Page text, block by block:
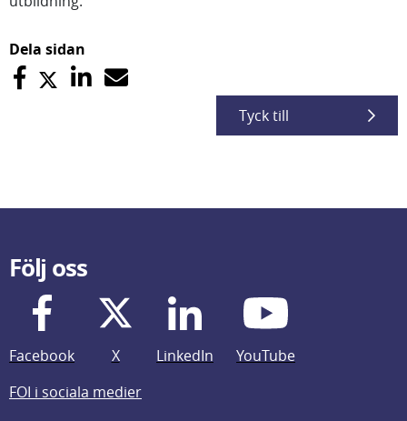
Dela sidan
Tyck till
Följ oss
Facebook X LinkedIn
YouTube
FOI i sociala medier